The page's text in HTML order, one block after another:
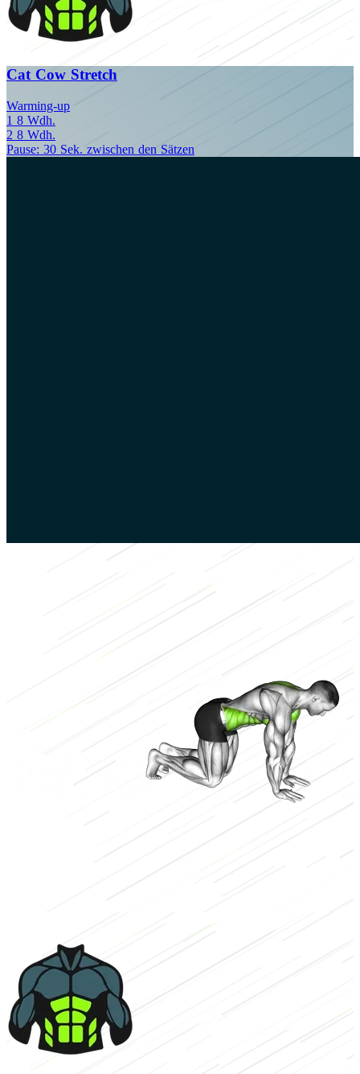
Cat Cow Stretch
Warming-up
1 8 Wdh.
2 8 Wdh.
Pause: 30 Sek. zwischen den Sätzen